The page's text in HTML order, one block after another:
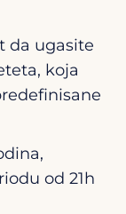
da ugasite
koja
od 21h